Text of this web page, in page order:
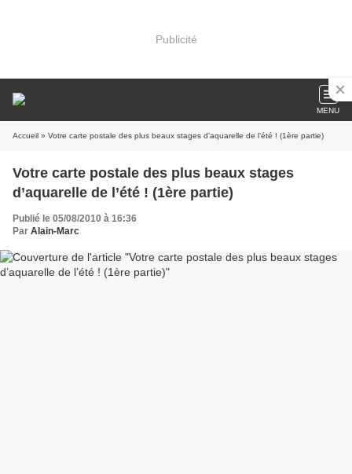
Publicité
MENU
Accueil » Votre carte postale des plus beaux stages d’aquarelle de l’été ! (1ère partie)
Votre carte postale des plus beaux stages
d’aquarelle de l’été ! (1ère partie)
Publié le 05/08/2010 à 16:36
Par Alain-Marc